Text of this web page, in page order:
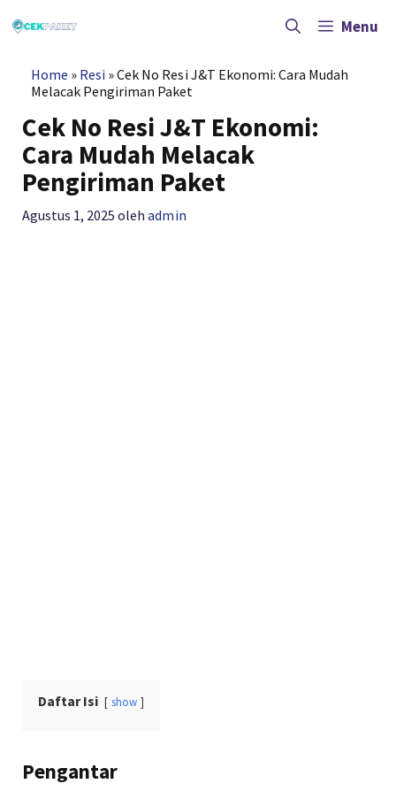
ke
Menu
Home » Resi »Cek No Resi J&T Ekonomi: Cara Mudah
Melacak Pengiriman Paket
Cek No Resi J&T Ekonomi:
Cara Mudah Melacak
Pengiriman Paket
Agustus 1, 2025 olehadmin
Daftar Isi show
Pengantar